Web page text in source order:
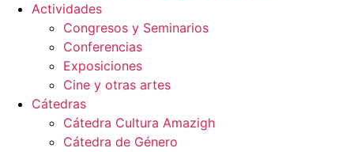
Actividades
Congresos y Seminarios
Conferencias
Exposiciones
Cine y otras artes
Cátedras
Cátedra Cultura Amazigh
Cátedra de Género